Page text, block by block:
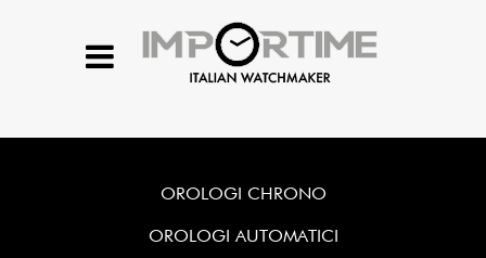
OROLOGI CHRONO
OROLOGI AUTOMATICI